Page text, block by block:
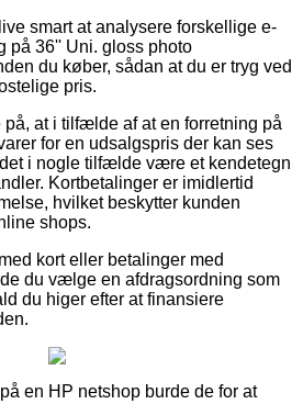
smart at analysere forskellige e-
på 36'' Uni. gloss photo
du køber, sådan at du er tryg ved
pris.
at i tilfælde af at en forretning på
for en udsalgspris der kan ses
i nogle tilfælde være et kendetegn
Kortbetalinger er imidlertid
hvilket beskytter kunden
shops.
kort eller betalinger med
du vælge en afdragsordning som
du higer efter at finansiere
en HP netshop burde de for at